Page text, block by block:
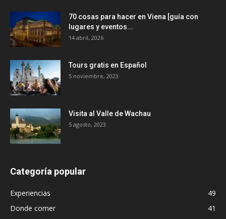
70 cosas para hacer en Viena [guía con
lugares y eventos...
14 abril, 2026
Tours gratis en Español
5 noviembre, 2023
Visita al Valle de Wachau
5 agosto, 2023
Categoría popular
Experiencias
49
Donde comer
41